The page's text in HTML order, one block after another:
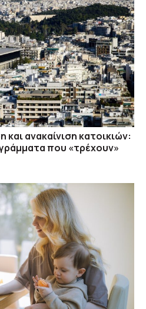
και ανακαίνιση κατοικιών:
που «τρέχουν»